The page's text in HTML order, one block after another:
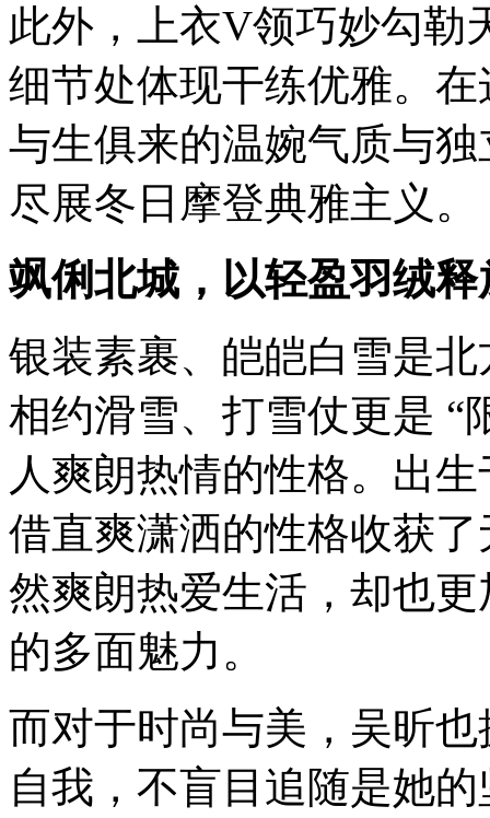
此外，上衣V领巧妙勾勒
细节处体现干练优雅。
与生俱来的温婉气质与
尽展冬日摩登典雅主义。
飒俐北城，以轻盈羽绒
银装素裹、皑皑白雪是
相约滑雪、打雪仗更是 “
人爽朗热情的性格。出
借直爽潇洒的性格收获
然爽朗热爱生活，却也
的多面魅力。
而对于时尚与美，吴昕
自我，不盲目追随是她